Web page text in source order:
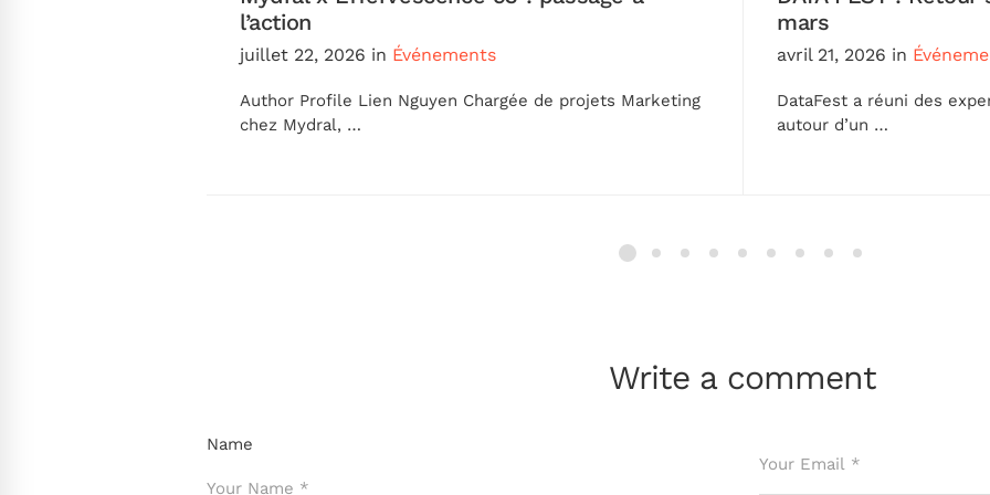
l’action
juillet 22, 2026 in Événements
Author Profile Lien Nguyen Chargée de projets Marketing
chez Mydral, …
mars
avril 21, 2026 in
DataFest a réuni des
autour d’un …
Write a comment
Name